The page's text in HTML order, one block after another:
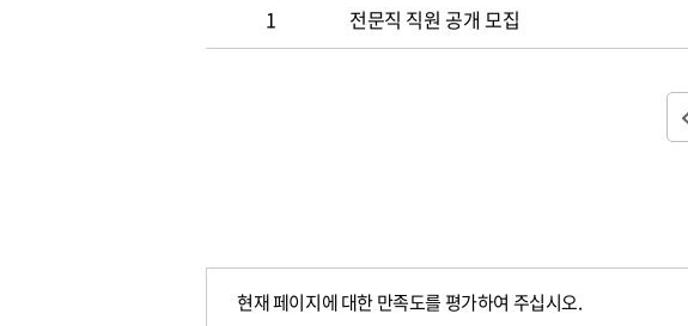
1 전문직 직원 공개 모집
현재 페이지에 대한 만족도를 평가하여 주십시오.